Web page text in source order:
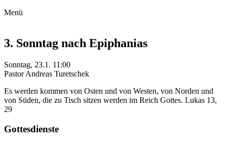
Menü
3. Sonntag nach Epiphanias
Sonntag, 23.1. 11:00
Pastor Andreas Turetschek
Es werden kommen von Osten und von Westen, von Norden und
von Süden, die zu Tisch sitzen werden im Reich Gottes. Lukas 13,
29
Gottesdienste